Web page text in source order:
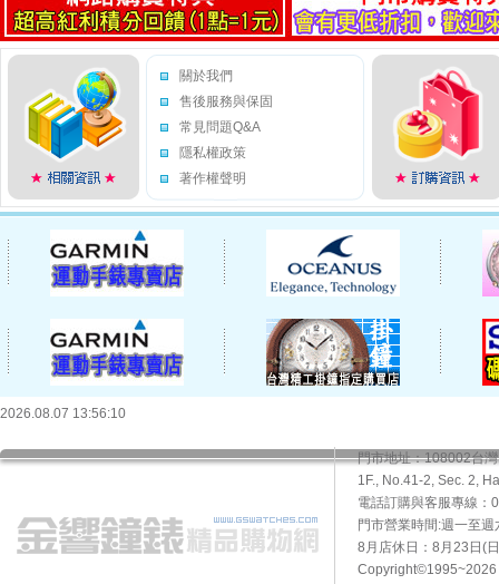
關於我們
售後服務與保固
常見問題Q&A
隱私權政策
著作權聲明
2026.08.07 13:56:10
門市地址：108002台
1F., No.41-2, Sec. 2,
電話訂購與客服專線
門市營業時間:週一至
8月店休日：8月23日(
Copyright©1995~2026